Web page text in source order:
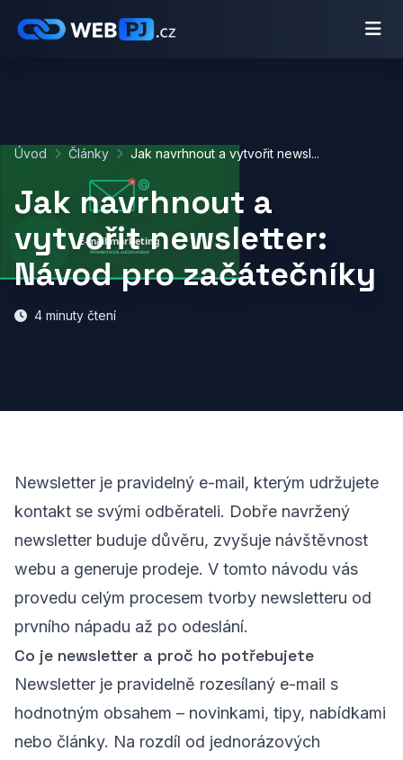
Úvod Články Jak navrhnout a vytvořit newsl...
Jak navrhnout a
vytvořit newsletter:
Návod pro začátečníky
4 minuty čtení
Newsletter je pravidelný e-mail, kterým udržujete
kontakt se svými odběrateli. Dobře navržený
newsletter buduje důvěru, zvyšuje návštěvnost
webu a generuje prodeje. V tomto návodu vás
provedu celým procesem tvorby newsletteru od
prvního nápadu až po odeslání.
Co je newsletter a proč ho potřebujete
Newsletter je pravidelně rozesílaný e-mail s
hodnotným obsahem – novinkami, tipy, nabídkami
nebo články. Na rozdíl od jednorázových